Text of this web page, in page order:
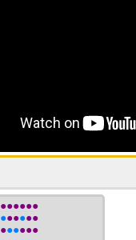
●●●●●●
●●●●●●
●●●●●●